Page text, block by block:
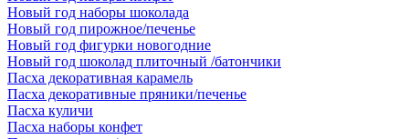
Новый год наборы шоколада
Новый год пирожное/печенье
Новый год фигурки новогодние
Новый год шоколад плиточный /батончики
Пасха декоративная карамель
Пасха декоративные пряники/печенье
Пасха куличи
Пасха наборы конфет